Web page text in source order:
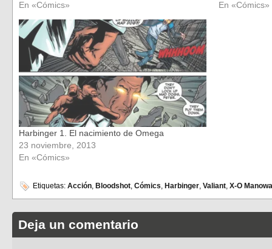
En «Cómics» En «Cómics»
Harbinger 1. El nacimiento de Omega
23 noviembre, 2013
En «Cómics»
Etiquetas: Acción, Bloodshot, Cómics, Harbinger, Valiant, X-O
Deja un comentario